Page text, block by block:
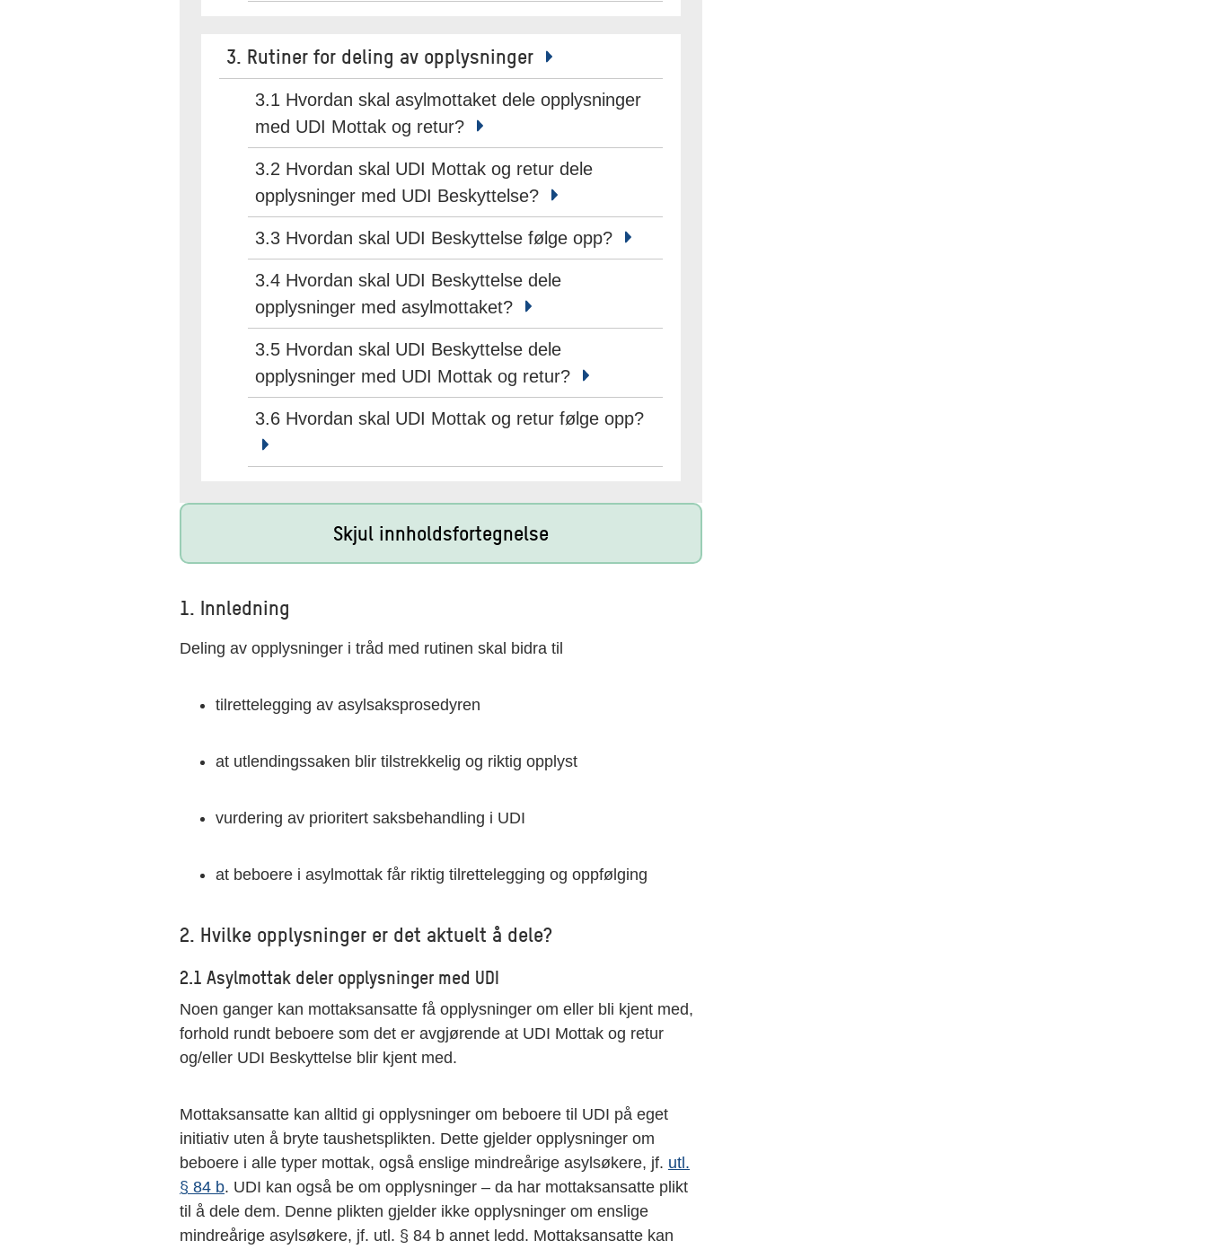
3. Rutiner for deling av opplysninger
3.1 Hvordan skal asylmottaket dele opplysninger
med UDI Mottak og retur?
3.2 Hvordan skal UDI Mottak og retur dele
opplysninger med UDI Beskyttelse?
3.3 Hvordan skal UDI Beskyttelse følge opp?
3.4 Hvordan skal UDI Beskyttelse dele
opplysninger med asylmottaket?
3.5 Hvordan skal UDI Beskyttelse dele
opplysninger med UDI Mottak og retur?
3.6 Hvordan skal UDI Mottak og retur følge opp?
Skjul innholdsfortegnelse
1. Innledning
Deling av opplysninger i tråd med rutinen skal bidra til
tilrettelegging av asylsaksprosedyren
at utlendingssaken blir tilstrekkelig og riktig opplyst
vurdering av prioritert saksbehandling i UDI
at beboere i asylmottak får riktig tilrettelegging og oppfølging
2. Hvilke opplysninger er det aktuelt å dele?
2.1 Asylmottak deler opplysninger med UDI
Noen ganger kan mottaksansatte få opplysninger om eller bli kjent med,
forhold rundt beboere som det er avgjørende at UDI Mottak og retur
og/eller UDI Beskyttelse blir kjent med.
Mottaksansatte kan alltid gi opplysninger om beboere til UDI på eget
initiativ uten å bryte taushetsplikten. Dette gjelder opplysninger om
beboere i alle typer mottak, også enslige mindreårige asylsøkere, jf. utl.
§ 84 b. UDI kan også be om opplysninger – da har mottaksansatte plikt
til å dele dem. Denne plikten gjelder ikke opplysninger om enslige
mindreårige asylsøkere, jf. utl. § 84 b annet ledd. Mottaksansatte kan